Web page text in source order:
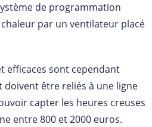
de programmation
par un ventilateur placé
efficaces sont cependant
être reliés à une ligne
capter les heures creuses
entre 800 et 2000 euros.